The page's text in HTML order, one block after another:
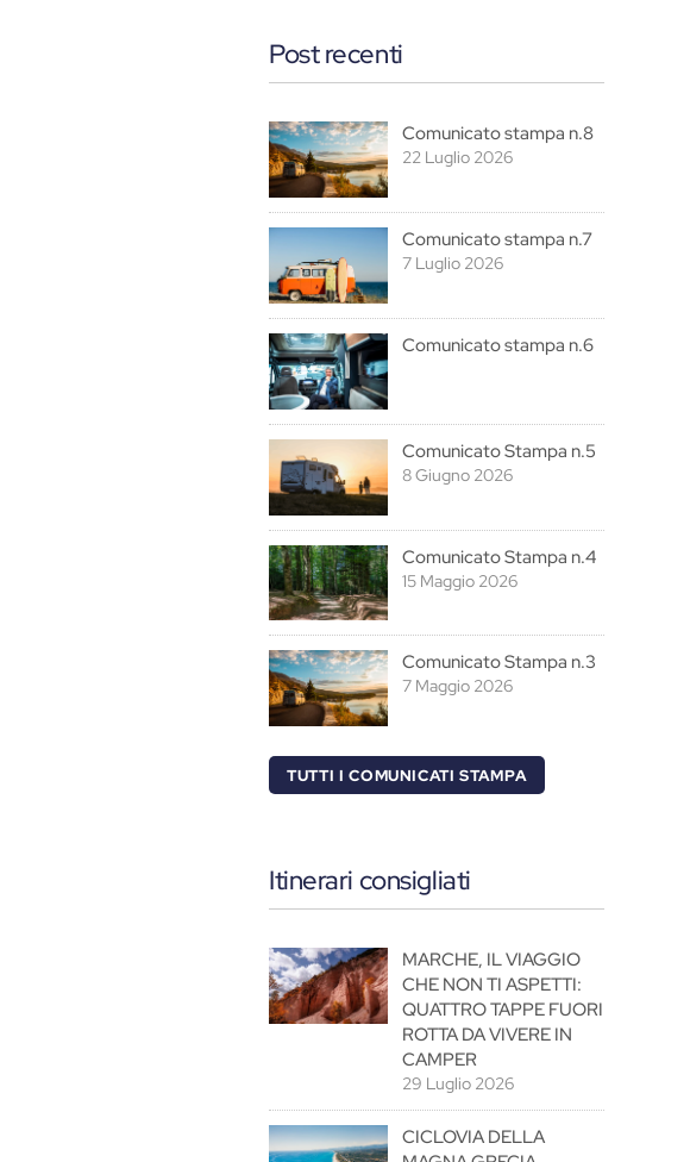
Post recenti
Comunicato stampa n.8
22 Luglio 2026
Comunicato stampa n.7
7 Luglio 2026
Comunicato stampa n.6
Comunicato Stampa n.5
8 Giugno 2026
Comunicato Stampa n.4
15 Maggio 2026
Comunicato Stampa n.3
7 Maggio 2026
TUTTI I COMUNICATI STAMPA
Itinerari consigliati
MARCHE, IL VIAGGIO
CHE NON TI ASPETTI:
QUATTRO TAPPE FUORI
ROTTA DA VIVERE IN
CAMPER
29 Luglio 2026
CICLOVIA DELLA